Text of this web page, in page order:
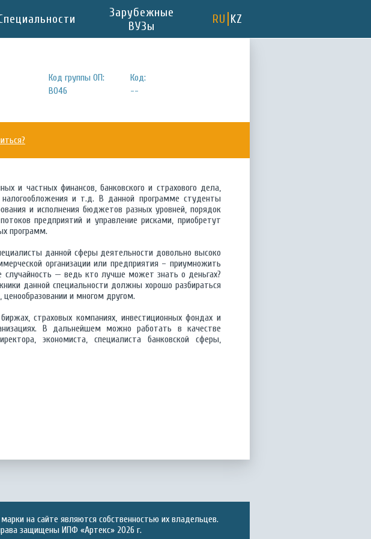
Зарубежные
ВУЗы
RU KZ
Код группы ОП:
В046
Код:
--
и частных финансов, банковского и страхового дела,
и т.д. В данной программе студенты
и исполнения бюджетов разных уровней, порядок
предприятий и управление рисками, приобретут
программ.
данной сферы деятельности довольно высоко
организации или предприятия – приумножить
— ведь кто лучше может знать о деньгах?
данной специальности должны хорошо разбираться
и многом другом.
страховых компаниях, инвестиционных фондах и
В дальнейшем можно работать в качестве
экономиста, специалиста банковской сферы,
на сайте являются собственностью их владельцев.
защищены ИПФ «Артекс» 2026 г.